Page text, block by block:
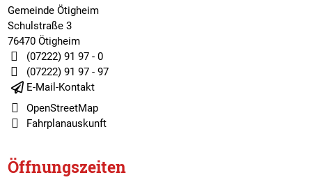
Gemeinde Ötigheim
Schulstraße 3
76470 Ötigheim
(07222) 91 97 - 0
(07222) 91 97 - 97
E-Mail-Kontakt
OpenStreetMap
Fahrplanauskunft
Öffnungszeiten